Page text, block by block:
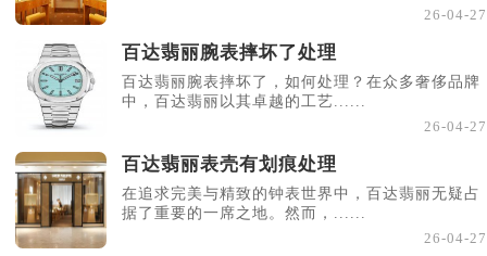
26-04-27
百达翡丽腕表摔坏了处理
百达翡丽腕表摔坏了，如何处理？在众多奢侈品牌
中，百达翡丽以其卓越的工艺......
26-04-27
百达翡丽表壳有划痕处理
在追求完美与精致的钟表世界中，百达翡丽无疑占
据了重要的一席之地。然而，......
26-04-27